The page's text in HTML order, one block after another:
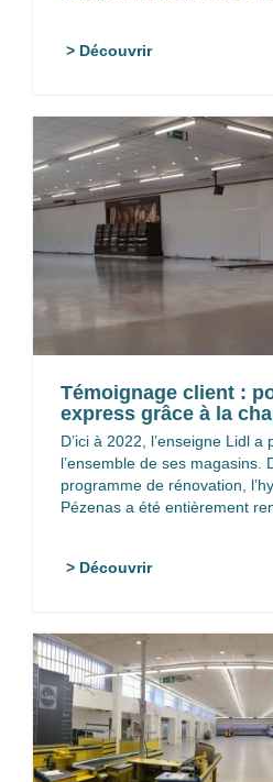
> Découvrir
Témoignage client :
express grâce à la
D’ici à 2022, l’enseigne Lidl
l’ensemble de ses magasins.
programme de rénovation,
Pézenas a été entièrement
> Découvrir